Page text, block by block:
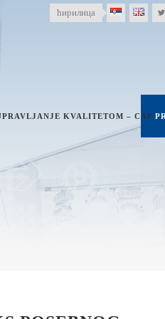
ћирилица
KVALITETOM – CAF